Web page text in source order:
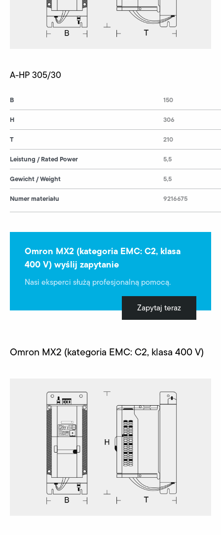
A-HP 305/30
B
H
T
Leistung / Rated Power
Gewicht / Weight
Numer materiału
150
306
210
5,5
5,5
9216675
Omron MX2 (kategoria EMC: C2, klasa
400 V) wyślij zapytanie
Nasi eksperci służą profesjonalną pomocą.
Zapytaj teraz
Omron MX2 (kategoria EMC: C2, klasa 400 V)